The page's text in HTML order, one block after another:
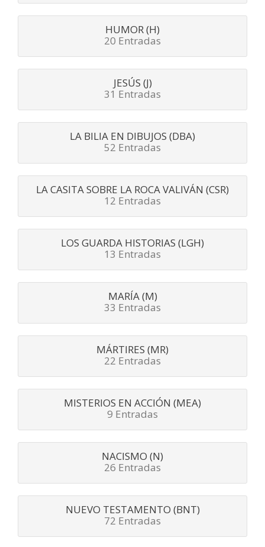
HUMOR (H)
20 Entradas
JESÚS (J)
31 Entradas
LA BILIA EN DIBUJOS (DBA)
52 Entradas
LA CASITA SOBRE LA ROCA VALIVÁN (CSR)
12 Entradas
LOS GUARDA HISTORIAS (LGH)
13 Entradas
MARÍA (M)
33 Entradas
MÁRTIRES (MR)
22 Entradas
MISTERIOS EN ACCIÓN (MEA)
9 Entradas
NACISMO (N)
26 Entradas
NUEVO TESTAMENTO (BNT)
72 Entradas